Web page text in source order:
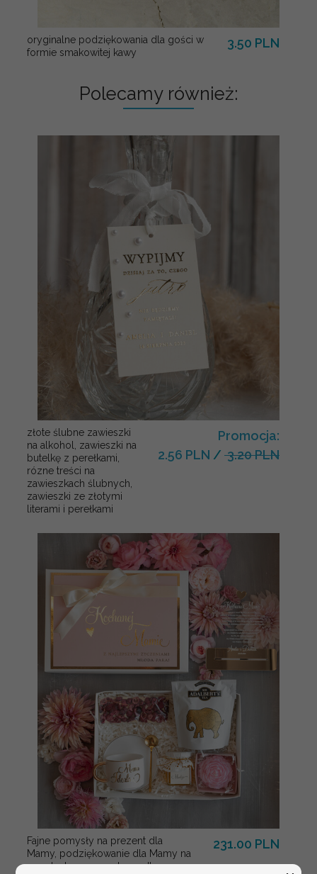
oryginalne podziękowania dla gości w
formie smakowitej kawy
3.50 PLN
Polecamy również:
złote ślubne zawieszki
na alkohol, zawieszki na
butelkę z perełkami,
rózne treści na
zawieszkach ślubnych,
zawieszki ze złotymi
literami i perełkami
Promocja:
2.56 PLN / 3.20 PLN
Fajne pomysły na prezent dla
Mamy, podziękowanie dla Mamy na
weselu, box prezentowy dla mamy,
231.00 PLN